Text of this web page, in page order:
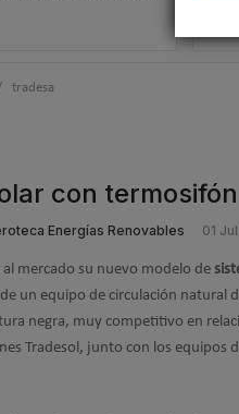
tradesa
con
Energías Renovables 01
al mercado su nuevo modelo de
un equipo de circulación natural
negra, muy competitivo en
Tradesol, junto con los equipos